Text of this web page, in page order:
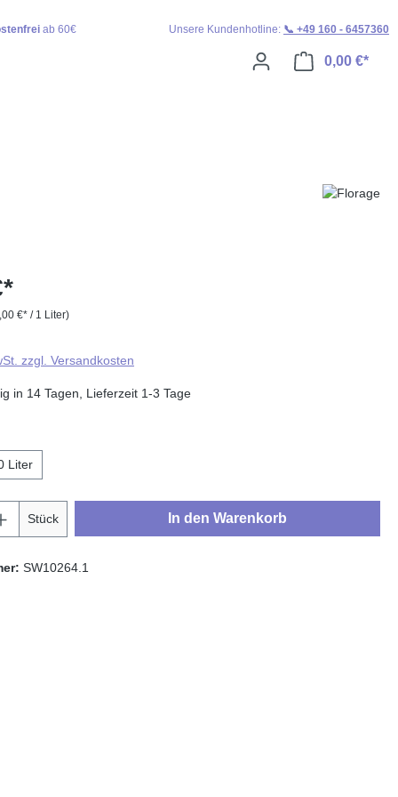
ab 60€ Unsere Kundenhotline: 📞 +49 160 - 6457360
0,00 €*
€* / 1 Liter)
zzgl. Versandkosten
in 14 Tagen, Lieferzeit 1-3 Tage
Liter
Gib den gewünschten Wert ein
Stück In den Warenkorb
SW10264.1